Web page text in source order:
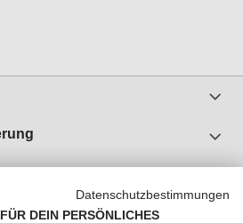
Datenschutzbestimmungen
DEIN PERSÖNLICHES